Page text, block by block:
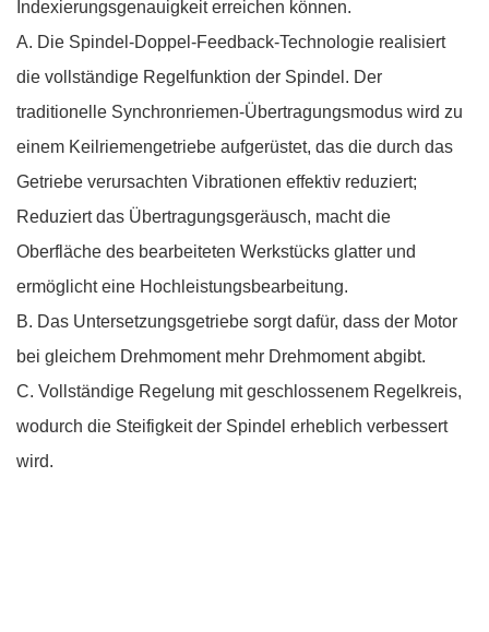
Indexierungsgenauigkeit erreichen können.
A. Die Spindel-Doppel-Feedback-Technologie realisiert
die vollständige Regelfunktion der Spindel. Der
traditionelle Synchronriemen-Übertragungsmodus wird zu
einem Keilriemengetriebe aufgerüstet, das die durch das
Getriebe verursachten Vibrationen effektiv reduziert;
Reduziert das Übertragungsgeräusch, macht die
Oberfläche des bearbeiteten Werkstücks glatter und
ermöglicht eine Hochleistungsbearbeitung.
B. Das Untersetzungsgetriebe sorgt dafür, dass der Motor
bei gleichem Drehmoment mehr Drehmoment abgibt.
C. Vollständige Regelung mit geschlossenem Regelkreis,
wodurch die Steifigkeit der Spindel erheblich verbessert
wird.